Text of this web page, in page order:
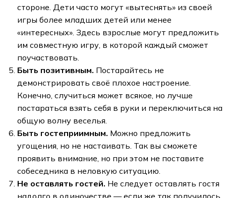
стороне. Дети часто могут «вытеснять» из своей
игры более младших детей или менее
«интересных». Здесь взрослые могут предложить
им совместную игру, в которой каждый сможет
поучаствовать.
Быть позитивным. Постарайтесь не
демонстрировать своё плохое настроение.
Конечно, случиться может всякое, но лучше
постараться взять себя в руки и переключиться на
общую волну веселья.
Быть гостеприимным. Можно предложить
угощения, но не настаивать. Так вы сможете
проявить внимание, но при этом не поставите
собеседника в неловкую ситуацию.
Не оставлять гостей. Не следует оставлять гостя